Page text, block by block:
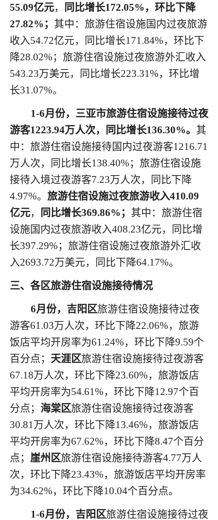
55.09亿元， 同比增长172.05%，环比下降
27.82% ； 其中：旅游住宿设施国内过夜旅游
收入54.72亿元，同比增长171.84%，环比下
降28.02%；旅游住宿设施过夜旅游外汇收入
543.23万美元，同比增长223.31%，环比增
长31.07%。
1-6月 份，三亚市旅游住宿设施接待过夜
游客1223.94万人次，同比增长136.30%。 其
中：旅游住宿设施接待国内过夜游客1216.71
万人次，同比增长138.40%；旅游住宿设施
接待入境过夜游客7.23万人次， 同比下降
4.97%。 旅游住宿设施过夜旅游收入410.09
亿元， 同比增长369.86% ； 其中：旅游住宿
设施国内过夜旅游收入408.23亿元，同比增
长397.29%；旅游住宿设施过夜旅游外汇收
入2693.72万美元，同比下降64.17%。
三、 各区旅游住宿设施接待情况
6月份，吉阳区旅游住宿设施接待过夜
游客61.03万人次，环比下降22.06%，旅游
饭店平均开房率为61.24%，环比下降9.59个
百分点； 天涯区旅游住宿设施接待过夜游客
67.18万人次，环比下降23.60%，旅游饭店
平均开房率为54.61%，环比下降12.97个百
分点； 海棠区旅游住宿设施接待过夜游客
30.81万人次，环比下降13.46%，旅游饭店
平均开房率为67.62%，环比下降8.47个百分
点； 崖州区旅游住宿设施接待游客4.77万人
次，环比下降23.43%，旅游饭店平均开房率
为34.62%，环比下降10.04个百分点。
1-6月份， 吉阳区旅游住宿设施接待过夜